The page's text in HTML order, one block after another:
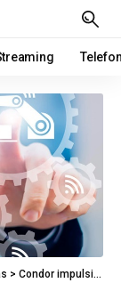
> Condor impulsiona indústria 4.0 no Brasil em parceria com a TIM